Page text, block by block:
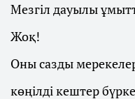
Мезгіл дауылы
Жоқ!
Оны сазды
көңілді кештер